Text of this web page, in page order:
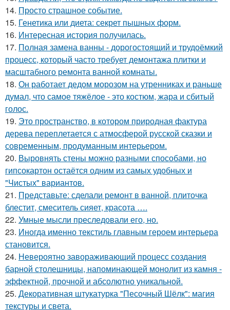
14. Просто страшное событие.
15. Генетика или диета: секрет пышных форм.
16. Интересная история получилась.
17. Полная замена ванны - дорогостоящий и трудоёмкий
процесс, который часто требует демонтажа плитки и
масштабного ремонта ванной комнаты.
18. Он работает дедом морозом на утренниках и раньше
думал, что самое тяжёлое - это костюм, жара и сбитый
голос.
19. Это пространство, в котором природная фактура
дерева переплетается с атмосферой русской сказки и
современным, продуманным интерьером.
20. Выровнять стены можно разными способами, но
гипсокартон остаётся одним из самых удобных и
"Чистых" вариантов.
21. Представьте: сделали ремонт в ванной, плиточка
блестит, смеситель сияет, красота ….
22. Умные мысли преследовали его, но.
23. Иногда именно текстиль главным героем интерьера
становится.
24. Невероятно завораживающий процесс создания
барной столешницы, напоминающей монолит из камня -
эффектной, прочной и абсолютно уникальной.
25. Декоративная штукатурка "Песочный Шёлк": магия
текстуры и света.